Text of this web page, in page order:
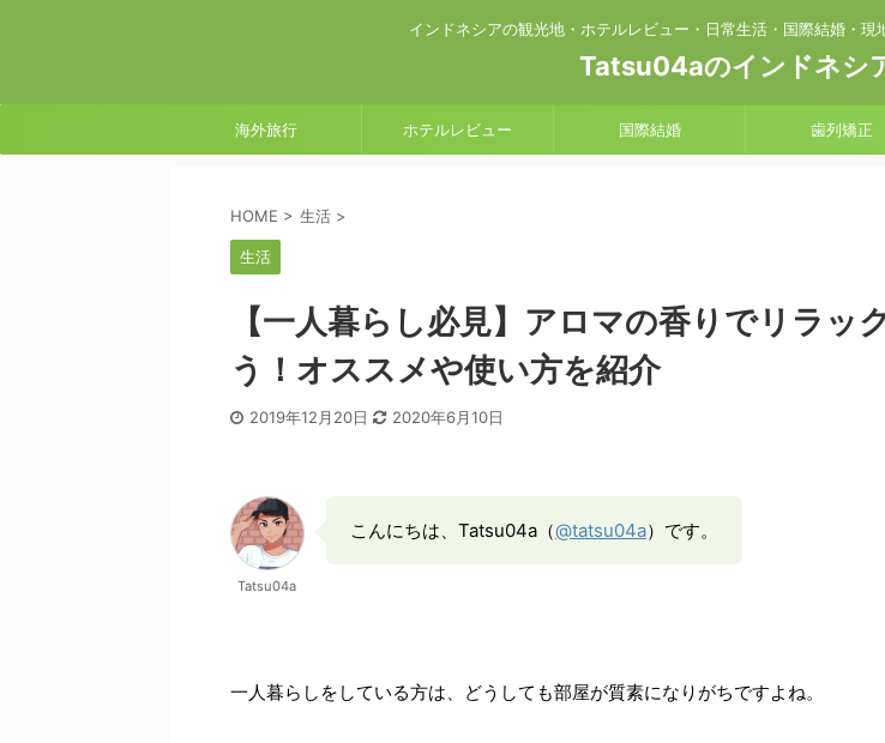
インドネシアの観光地・ホテルレビュー・日常生活・国際結婚・現
Tatsu04aのインドネシ
海外旅行 ホテルレビュー 国際結婚 歯列矯正
HOME > 生活 >
生活
【一人暮らし必見】アロマの香りでリラッ
う！オススメや使い方を紹介
2019年12月20日 2020年6月10日
Tatsu04a
こんにちは、Tatsu04a（@tatsu04a）です。
一人暮らしをしている方は、どうしても部屋が質素になりがちですよね。